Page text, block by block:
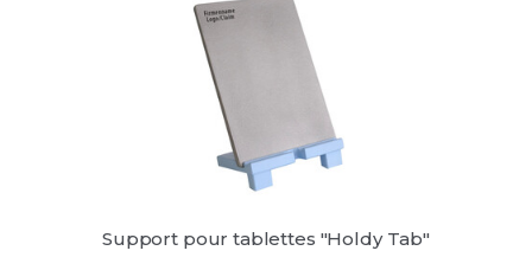
Support pour tablettes "Holdy Tab"